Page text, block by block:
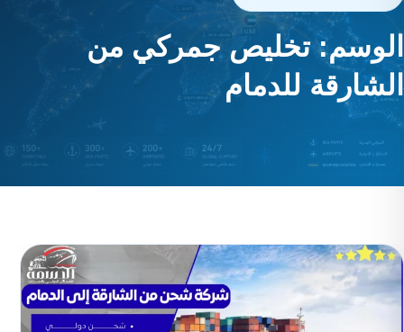
الوسم:تخليص جمركي من
الشارقة للدمام